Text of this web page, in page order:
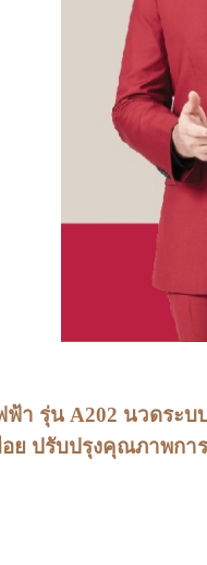
ฟ้า รุ่น A202 นวดระบ
อย ปรับปรุงคุณภาพก